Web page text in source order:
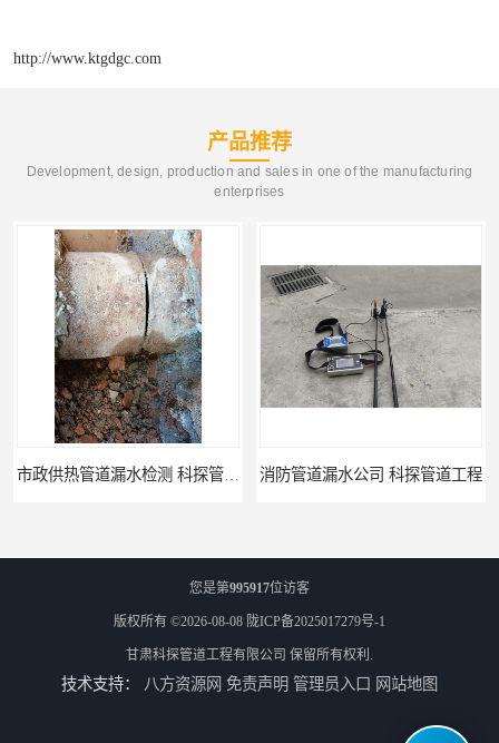
http://www.ktgdgc.com
产品推荐
Development, design, production and sales in one of the manufacturing
enterprises
市政供热管道漏水检测 科探管道工程 消防管道漏水公司 科探管道工程
您是第995917位访客
版权所有 ©2026-08-08 陇ICP备2025017279号-1
甘肃科探管道工程有限公司 保留所有权利.
技术支持： 八方资源网 免责声明 管理员入口 网站地图